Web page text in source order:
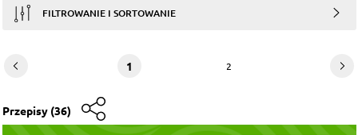
FILTROWANIE I SORTOWANIE
1 2
Przepisy (36)